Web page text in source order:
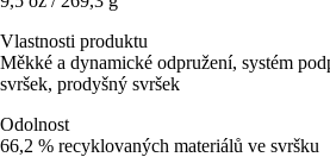
Vlastnosti produktu
Měkké a dynamické odpružení, systém
svršek, prodyšný svršek
Odolnost
66,2 % recyklovaných materiálů ve svršku